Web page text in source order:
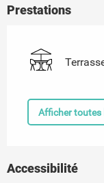
Prestations
Afficher toutes
Accessibilité